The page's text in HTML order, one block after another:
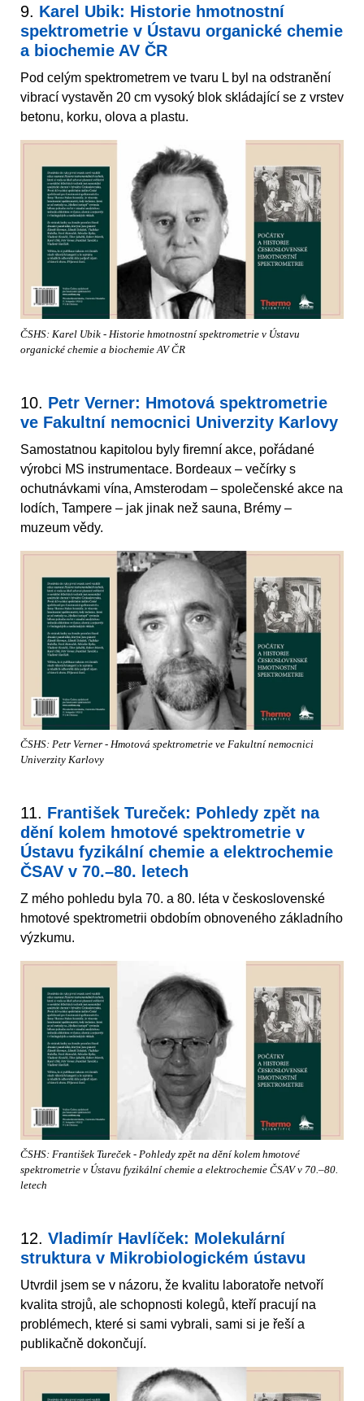
9. Karel Ubik: Historie hmotnostní
spektrometrie v Ústavu organické chemie
a biochemie AV ČR
Pod celým spektrometrem ve tvaru L byl na odstranění
vibrací vystavěn 20 cm vysoký blok skládající se z vrstev
betonu, korku, olova a plastu.
ČSHS: Karel Ubik - Historie hmotnostní spektrometrie v Ústavu
organické chemie a biochemie AV ČR
10. Petr Verner: Hmotová spektrometrie
ve Fakultní nemocnici Univerzity Karlovy
Samostatnou kapitolou byly firemní akce, pořádané
výrobci MS instrumentace. Bordeaux – večírky s
ochutnávkami vína, Amsterodam – společenské akce na
lodích, Tampere – jak jinak než sauna, Brémy –
muzeum vědy.
ČSHS: Petr Verner - Hmotová spektrometrie ve Fakultní nemocnici
Univerzity Karlovy
11. František Tureček: Pohledy zpět na
dění kolem hmotové spektrometrie v
Ústavu fyzikální chemie a elektrochemie
ČSAV v 70.–80. letech
Z mého pohledu byla 70. a 80. léta v československé
hmotové spektrometrii obdobím obnoveného základního
výzkumu.
ČSHS: František Tureček - Pohledy zpět na dění kolem hmotové
spektrometrie v Ústavu fyzikální chemie a elektrochemie ČSAV v 70.–80.
letech
12. Vladimír Havlíček: Molekulární
struktura v Mikrobiologickém ústavu
Utvrdil jsem se v názoru, že kvalitu laboratoře netvoří
kvalita strojů, ale schopnosti kolegů, kteří pracují na
problémech, které si sami vybrali, sami si je řeší a
publikačně dokončují.